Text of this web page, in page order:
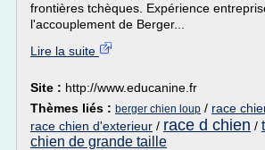
frontières tchèques. Expérience
l'accouplement de Berger...
Lire la suite
Site : http://www.educanine.fr
Thèmes liés : berger chien loup / race
race chien d'exterieur / race d chien /
chien de grande taille